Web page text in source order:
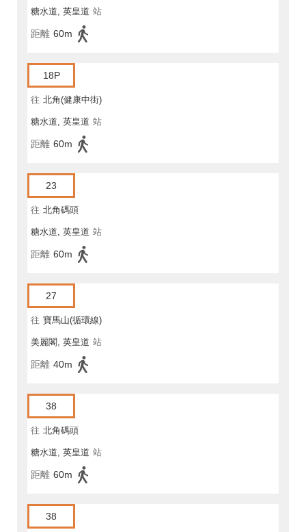
糖水道, 英皇道 站
距離 60m
18P
往 北角(健康中街)
糖水道, 英皇道 站
距離 60m
23
往 北角碼頭
糖水道, 英皇道 站
距離 60m
27
往 寶馬山(循環線)
美麗閣, 英皇道 站
距離 40m
38
往 北角碼頭
糖水道, 英皇道 站
距離 60m
38